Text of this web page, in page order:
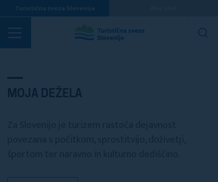
Turistična zveza Slovenija
Projekti
MOJA DEŽELA